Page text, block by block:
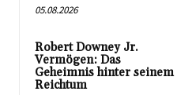
05.08.2026
Robert Downey Jr.
Vermögen: Das
Geheimnis hinter seinem
Reichtum